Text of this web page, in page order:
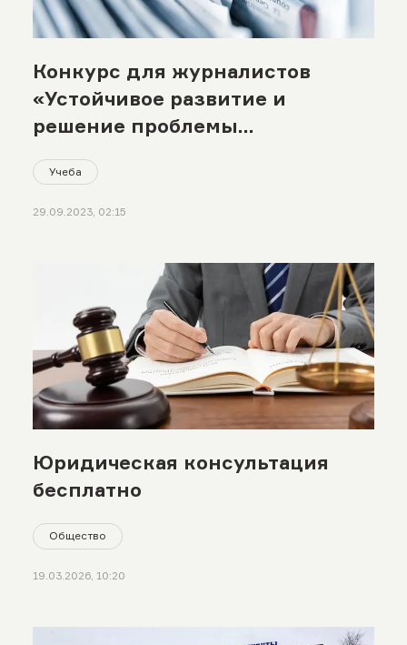
Конкурс для журналистов
«Устойчивое развитие и
решение проблемы
Азии»
Учеба
29.09.2023, 02:15
Юридическая консультация
бесплатно
Общество
19.03.2026, 10:20